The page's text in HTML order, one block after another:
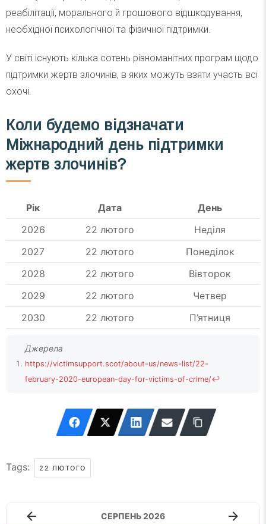
реабілітації, морального й грошового відшкодування,
необхідної психологічної та фізичної підтримки.
У світі існують кілька сотень різноманітних програм щодо
підтримки жертв злочинів, в яких можуть взяти участь всі
охочі.
Коли будемо відзначати
Міжнародний день підтримки
жертв злочинів?
Рік Дата
День
2026
22 лютого
Неділя
2027
22 лютого
Понеділок
2028
22 лютого
Вівторок
2029
22 лютого
Четвер
2030
22 лютого П’ятниця
https://victimsupport.scot/about-us/news-list/22-
february-2020-european-day-for-victims-of-crime/↩
Tags: 22 ЛЮТОГО
СЕРПЕНЬ 2026